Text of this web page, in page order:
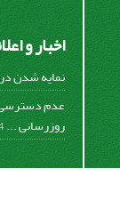
اخبار و
نمایه شدن در
روزرسانی ...